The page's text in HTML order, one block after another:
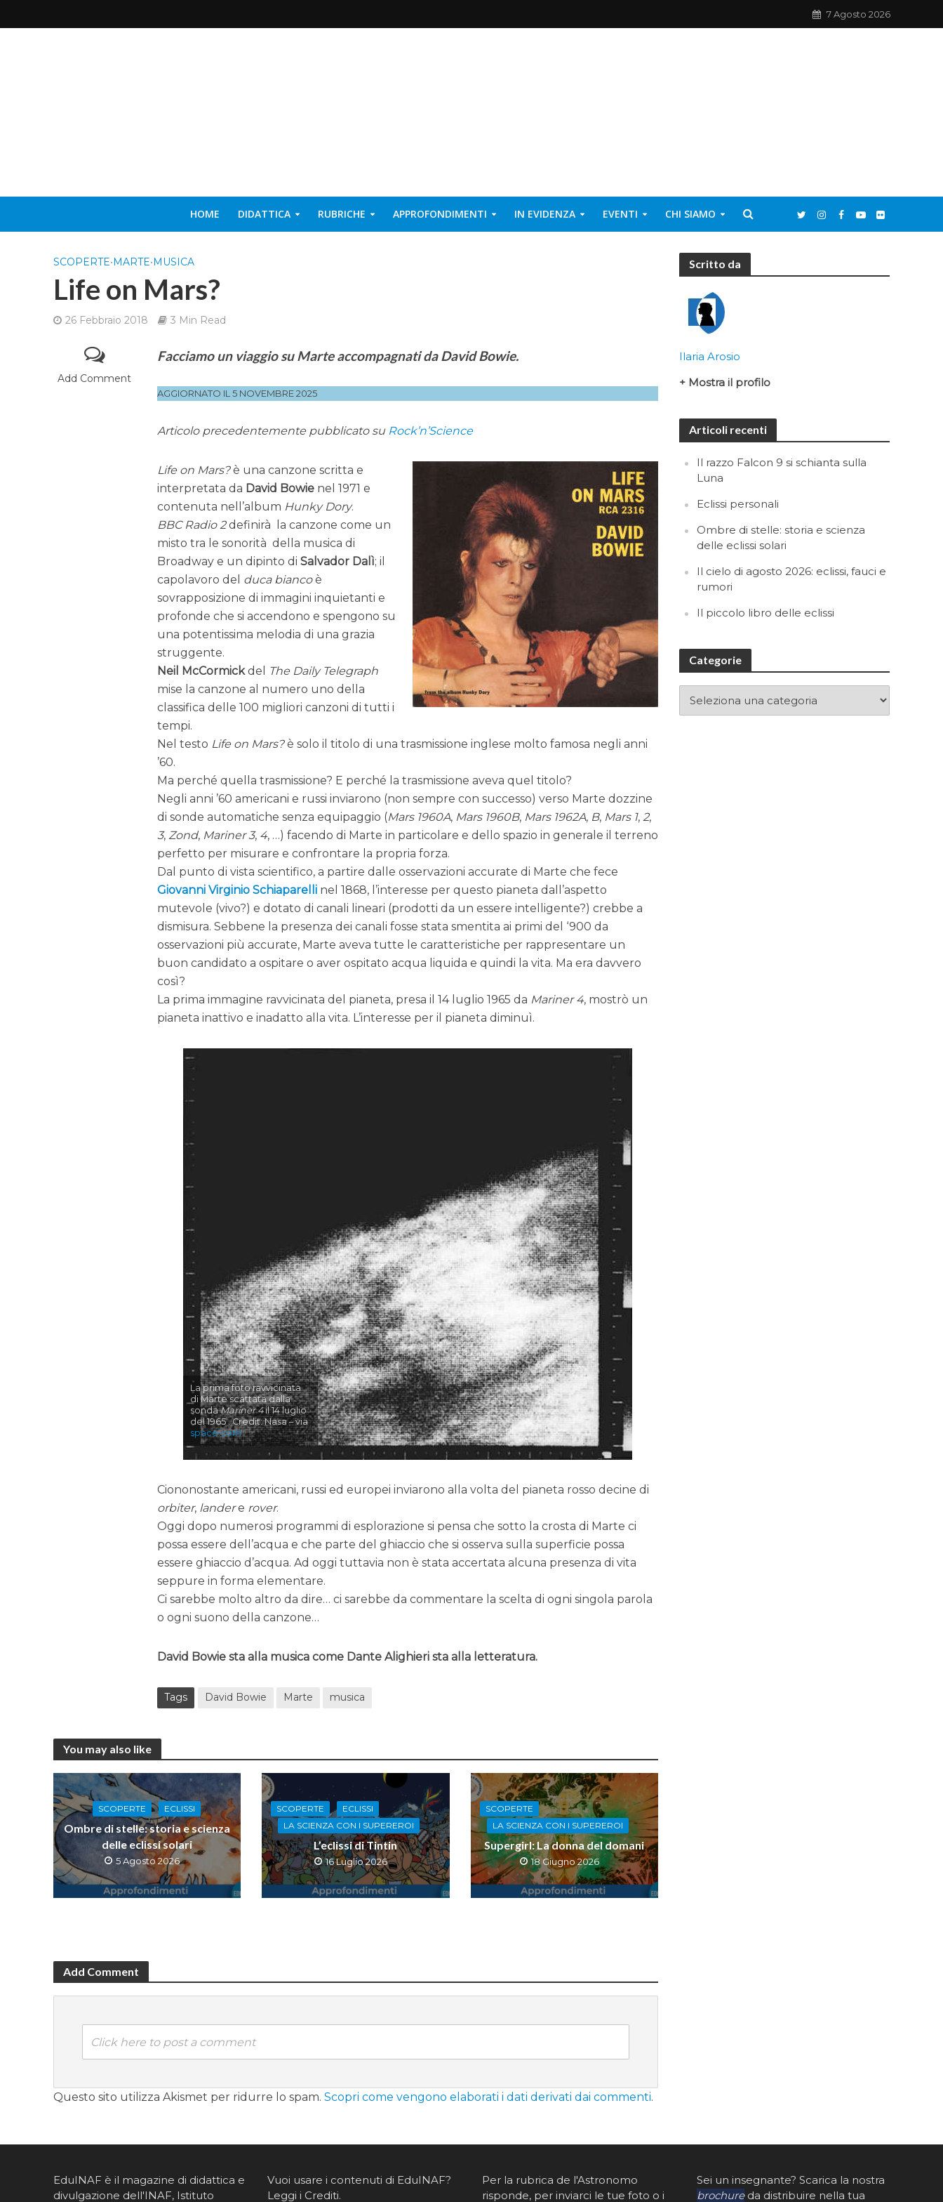
7 Agosto 2026
HOME DIDATTICA RUBRICHE APPROFONDIMENTI IN EVIDENZA EVENTI CHI SIAMO
SCOPERTE•MARTE•MUSICA
Life on Mars?
26 Febbraio 2018 3 Min Read
Add Comment
Facciamo un viaggio su Marte accompagnati da David Bowie.
AGGIORNATO IL 5 NOVEMBRE 2025
Articolo precedentemente pubblicato su Rock’n’Science
Life on Mars?è una canzone scritta e
interpretata da David Bowie nel 1971 e
contenuta nell’album Hunky Dory.
BBC Radio 2definirà la canzone come un
misto tra le sonorità della musica di
Broadway e un dipinto diSalvador Dalì­; il
capolavoro del duca biancoè
sovrapposizione di immagini inquietanti e
profonde che si accendono e spengono su
una potentissima melodia di una grazia
struggente.
Neil McCormickdel The Daily Telegraph
mise la canzone al numero uno della
classifica delle 100 migliori canzoni di tutti i
tempi.
Nel testo Life on Mars?è solo il titolo di una trasmissione inglese molto famosa negli anni
’60.
Ma perché quella trasmissione? E perché la trasmissione aveva quel titolo?
Negli anni ’60 americani e russi inviarono (non sempre con successo) verso Marte dozzine
di sonde automatiche senza equipaggio (Mars 1960A, Mars 1960B, Mars 1962A, B, Mars 1,2,
3,Zond, Mariner 3, 4, …) facendo di Marte in particolare e dello spazio in generale il terreno
perfetto per misurare e confrontare la propria forza.
Dal punto di vista scientifico, a partire dalle osservazioni accurate di Marte che fece
Giovanni Virginio Schiaparelli nel 1868, l’interesse per questo pianeta dall’aspetto
mutevole (vivo?) e dotato di canali lineari (prodotti da un essere intelligente?) crebbe a
dismisura. Sebbene la presenza dei canali fosse stata smentita ai primi del ‘900 da
osservazioni più accurate, Marte aveva tutte le caratteristiche per rappresentare un
buon candidato a ospitare o aver ospitato acqua liquida e quindi la vita. Ma era davvero
così?
La prima immagine ravvicinata del pianeta, presa il 14 luglio 1965 da Mariner 4, mostrò un
pianeta inattivo e inadatto alla vita. L’interesse per il pianeta diminuì.
La prima foto ravvicinata
di Marte scattata dalla
sondaMariner 4il 14 luglio
del 1965 . Credit: Nasa – via
space.com
Ciononostante americani, russi ed europei inviarono alla volta del pianeta rosso decine di
orbiter, landere rover.
Oggi dopo numerosi programmi di esplorazione si pensa che sotto la crosta di Marte ci
possa essere dell’acqua e che parte del ghiaccio che si osserva sulla superficie possa
essere ghiaccio d’acqua. Ad oggi tuttavia non è stata accertata alcuna presenza di vita
seppure in forma elementare.
Ci sarebbe molto altro da dire… ci sarebbe da commentare la scelta di ogni singola parola
o ogni suono della canzone…
David Bowie sta alla musica come Dante Alighieri sta alla letteratura.
Tags David Bowie Marte musica
You may also like
SCOPERTE ECLISSI
Ombre di stelle: storia e scienza
delle eclissi solari
5 Agosto 2026
SCOPERTE
ECLISSI
LA SCIENZA CON I SUPEREROI
L’eclissi di Tintin
16 Luglio 2026
SCOPERTE
LA SCIENZA CON I SUPEREROI
Supergirl: La donna del domani
18 Giugno 2026
Add Comment
Click here to post a comment
Questo sito utilizza Akismet per ridurre lo spam. Scopri come vengono elaborati i dati derivati dai commenti.
Scritto da
Ilaria Arosio
+ Mostra il profilo
Articoli recenti
Il razzo Falcon 9 si schianta sulla
Luna
Eclissi personali
Ombre di stelle: storia e scienza
delle eclissi solari
Il cielo di agosto 2026: eclissi, fauci e
rumori
Il piccolo libro delle eclissi
Categorie
EduINAF è il magazine di didattica e
divulgazione dell'INAF, Istituto
Vuoi usare i contenuti di EduINAF?
Leggi i Crediti.
Per la rubrica de l'Astronomo
risponde, per inviarci le tue foto o i
Sei un insegnante? Scarica la nostra
brochureda distribuire nella tua